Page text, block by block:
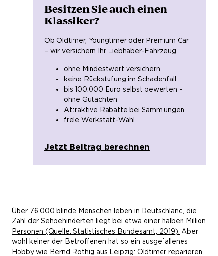
Besitzen Sie auch einen
Klassiker?
Ob Oldtimer, Youngtimer oder Premium Car
– wir versichern Ihr Liebhaber-Fahrzeug.
ohne Mindestwert versichern
keine Rückstufung im Schadenfall
bis 100.000 Euro selbst bewerten –
ohne Gutachten
Attraktive Rabatte bei Sammlungen
freie Werkstatt-Wahl
Jetzt Beitrag berechnen
Über 76.000 blinde Menschen leben in Deutschland, die
Zahl der Sehbehinderten liegt bei etwa einer halben Million
Personen (Quelle: Statistisches Bundesamt, 2019). Aber
wohl keiner der Betroffenen hat so ein ausgefallenes
Hobby wie Bernd Röthig aus Leipzig: Oldtimer reparieren,